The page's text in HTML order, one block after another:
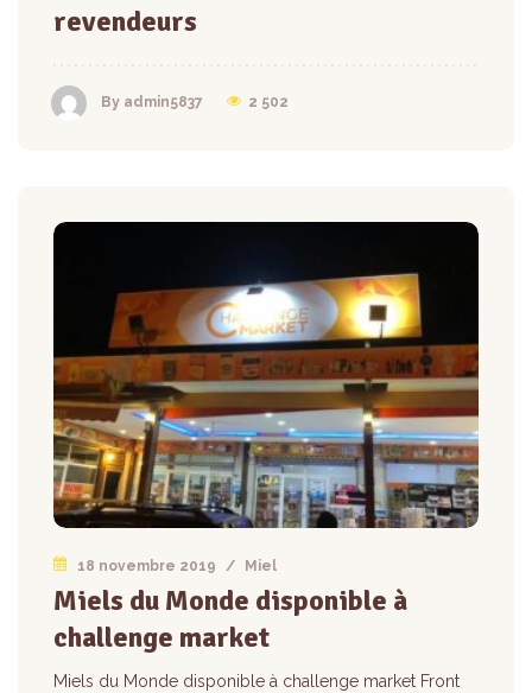
revendeurs
By admin5837 2 502
18 novembre 2019 / Miel
Miels du Monde disponible à
challenge market
Miels du Monde disponible à challenge market Front